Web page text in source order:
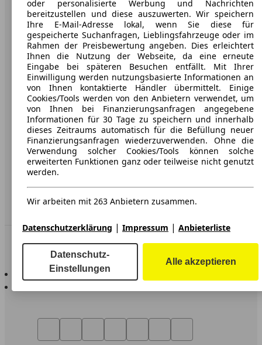
Über AutoScout24
Presse
Karriere
Werbung
AGB
Datenschutz
Impressum
Erklärung zur Barrierefreiheit
Händler
AutoScout24 für iOS
AutoScout24 für Android
oder personalisierte Werbung und Nachrichten
bereitzustellen und diese auszuwerten. Wir speichern
Ihre E-Mail-Adresse lokal, wenn Sie diese für
gespeicherte Suchanfragen, Lieblingsfahrzeuge oder im
Rahmen der Preisbewertung angeben. Dies erleichtert
Ihnen die Nutzung der Webseite, da eine erneute
Eingabe bei späteren Besuchen entfällt. Mit Ihrer
Einwilligung werden nutzungsbasierte Informationen an
von Ihnen kontaktierte Händler übermittelt. Einige
Cookies/Tools werden von den Anbietern verwendet, um
von Ihnen bei Finanzierungsanfragen angegebene
Informationen für 30 Tage zu speichern und innerhalb
dieses Zeitraums automatisch für die Befüllung neuer
Finanzierungsanfragen wiederzuverwenden. Ohne die
Verwendung solcher Cookies/Tools können solche
erweiterten Funktionen ganz oder teilweise nicht genutzt
werden.
Wir arbeiten mit 263 Anbietern zusammen.
Datenschutzerklärung | Impressum | Anbieterliste
Datenschutz-
Einstellungen
Alle akzeptieren